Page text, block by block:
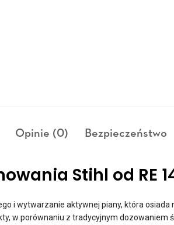
Opinie (0) Bezpieczeństwo
Stihl od RE
i wytwarzanie aktywnej piany, która
w porównaniu z tradycyjnym dozowaniem